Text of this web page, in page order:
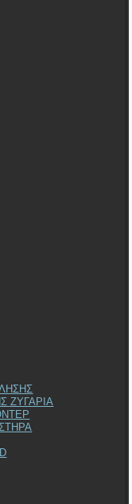
ΖΥΓΑΡΙΑ